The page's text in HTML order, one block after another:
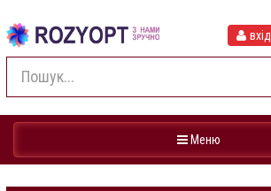
вхід
Навігація
Меню